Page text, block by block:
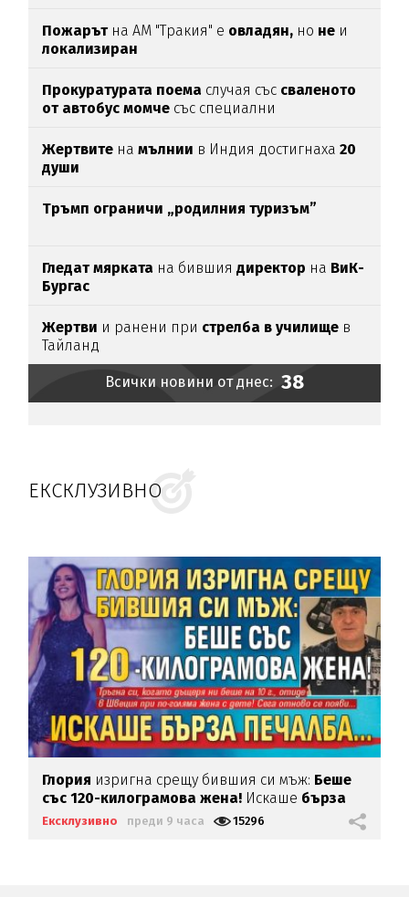
Пожарътна АМ "Тракия" е овладян, но не и
локализиран
Прокуратурата поема случая със сваленото
от автобус момче със специални
Жертвите намълнии в Индия достигнаха20
души
Тръмп ограничи „родилния туризъм”
Гледат мярката на бившиядиректор на ВиК-
Бургас
Жертви и ранени при стрелба в училище в
Тайланд
Всички новини от днес: 38
ЕКСКЛУЗИВНО
Глория изригна срещу бившия си мъж: Беше
със 120-килограмова жена! Искаше бърза
печалба...
Ексклузивно преди 9 часа 15296